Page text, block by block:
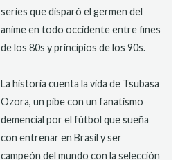
series que disparó el germen del
anime en todo occidente entre fines
de los 80s y principios de los 90s.
La historia cuenta la vida de Tsubasa
Ozora, un pibe con un fanatismo
demencial por el fútbol que sueña
con entrenar en Brasil y ser
campeón del mundo con la selección